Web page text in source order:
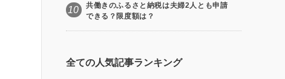
10
共働きのふるさと納税は夫婦2人とも申請
できる？限度額は？
全ての人気記事ランキング